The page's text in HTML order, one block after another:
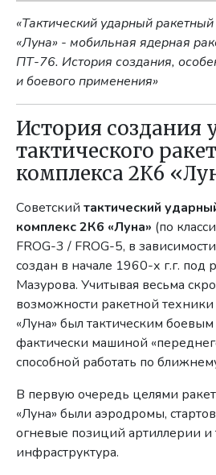
«Тактический ударный
«Луна» - мобильная ядерная
ПТ-76. История создания,
и боевого применения»
История создания
тактического
комплекса 2К6
Советскийтактический
комплекс 2К6 «Луна» (по
FROG-3 / FROG-5, в
создан в начале 1960-х г.г. под
Мазурова. Учитывая весьма
возможности ракетной
«Луна» был тактическим боевым
фактически машиной
способной работать по
В первую очередь целями
«Луна» были аэродромы,
огневые позиций артиллерии и
инфраструктура.